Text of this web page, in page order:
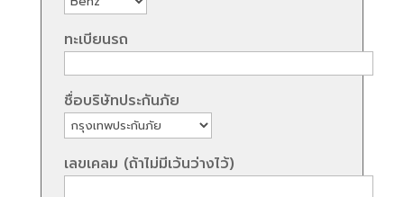
ทะเบียนรถ
ชื่อบริษัทประกันภัย
เลขเคลม (ถ้าไม่มีเว้นว่างไว้)